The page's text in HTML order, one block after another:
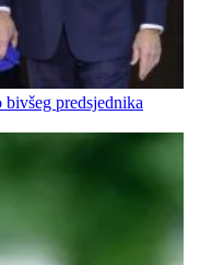
predsjednika